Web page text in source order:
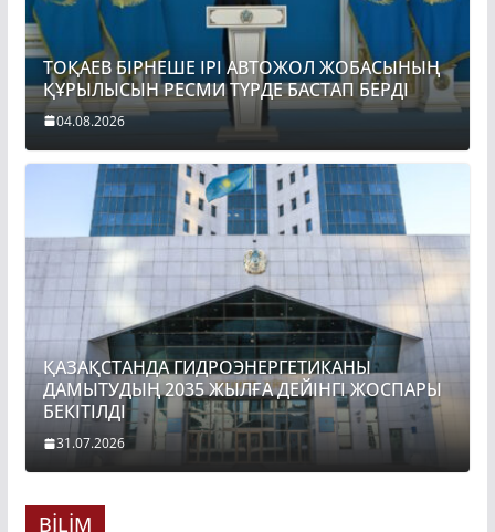
ТОҚАЕВ БІРНЕШЕ ІРІ АВТОЖОЛ ЖОБАСЫНЫҢ
ҚҰРЫЛЫСЫН РЕСМИ ТҮРДЕ БАСТАП БЕРДІ
04.08.2026
ҚАЗАҚСТАНДА ГИДРОЭНЕРГЕТИКАНЫ
ДАМЫТУДЫҢ 2035 ЖЫЛҒА ДЕЙІНГІ ЖОСПАРЫ
БЕКІТІЛДІ
31.07.2026
BİLİM